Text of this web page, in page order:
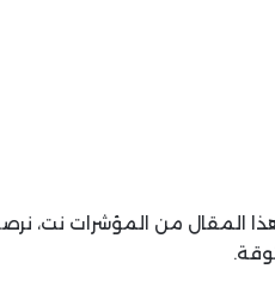
المقال من المؤشرات نت،